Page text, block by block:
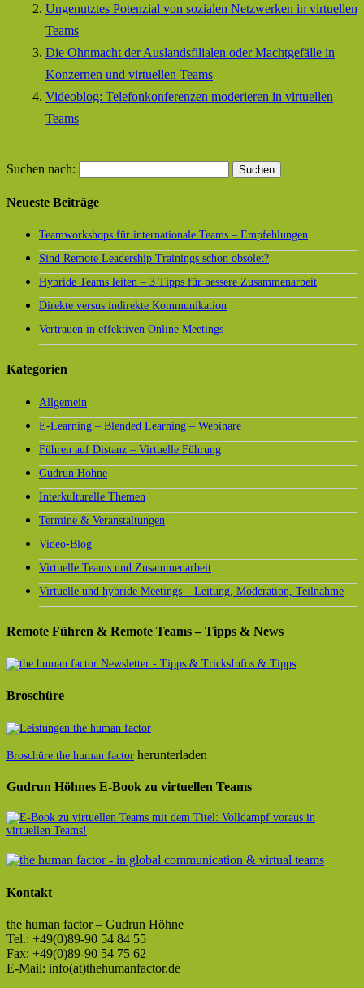
Ungenutztes Potenzial von sozialen Netzwerken in virtuellen
Teams
Die Ohnmacht der Auslandsfilialen oder Machtgefälle in
Konzernen und virtuellen Teams
Videoblog: Telefonkonferenzen moderieren in virtuellen
Teams
Suchen nach:
Neueste Beiträge
Teamworkshops für internationale Teams – Empfehlungen
Sind Remote Leadership Trainings schon obsolet?
Hybride Teams leiten – 3 Tipps für bessere Zusammenarbeit
Direkte versus indirekte Kommunikation
Vertrauen in effektiven Online Meetings
Kategorien
Allgemein
E-Learning – Blended Learning – Webinare
Führen auf Distanz – Virtuelle Führung
Gudrun Höhne
Interkulturelle Themen
Termine & Veranstaltungen
Video-Blog
Virtuelle Teams und Zusammenarbeit
Virtuelle und hybride Meetings – Leitung, Moderation, Teilnahme
Remote Führen & Remote Teams – Tipps & News
Infos & Tipps
Broschüre
Broschüre the human factor herunterladen
Gudrun Höhnes E-Book zu virtuellen Teams
Kontakt
the human factor – Gudrun Höhne
Tel.: +49(0)89-90 54 84 55
Fax: +49(0)89-90 54 75 62
E-Mail: info(at)thehumanfactor.de